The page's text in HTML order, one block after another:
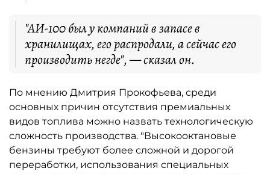
"АИ-100 был у компаний в запасе в
хранилищах, его распродали, а сейчас его
производить негде", — сказал он.
По мнению Дмитрия Прокофьева, среди
основных причин отсутствия премиальных
видов топлива можно назвать технологическую
сложность производства. "Высокооктановые
бензины требуют более сложной и дорогой
переработки, использования специальных